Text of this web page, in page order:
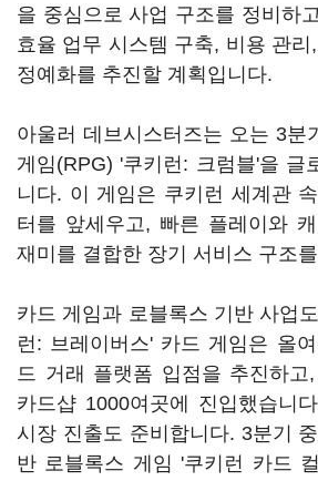
을 중심으로 사업 구조를 정비하
효율 업무 시스템 구축, 비용 관
정예화를 추진할 계획입니다.
아울러 데브시스터즈는 오는 3분
게임(RPG) '쿠키런: 크럼블'을 글
니다. 이 게임은 쿠키런 세계관
터를 앞세우고, 빠른 플레이와
재미를 결합한 장기 서비스 구조
카드 게임과 로블록스 기반 사업
런: 브레이버스' 카드 게임은 올
드 거래 플랫폼 입점을 추진하고
카드샵 1000여곳에 진입했습니
시장 진출도 준비합니다. 3분기
반 로블록스 게임 '쿠키런 카드